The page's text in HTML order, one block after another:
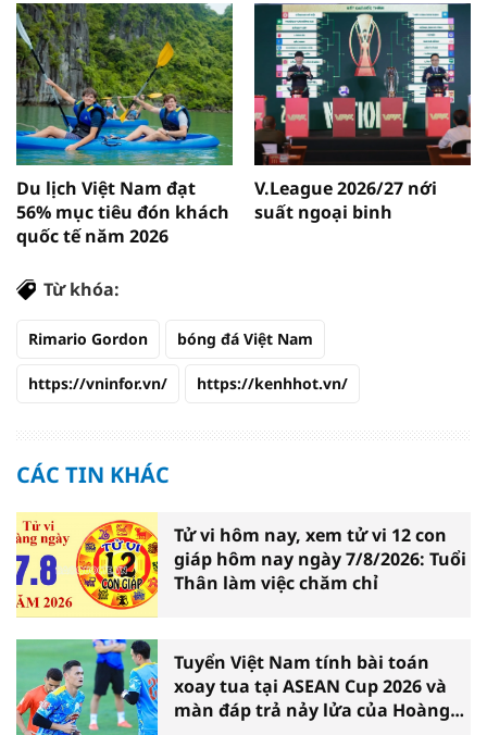
Du lịch Việt Nam đạt
56% mục tiêu đón khách
quốc tế năm 2026
V.League 2026/27 nới
suất ngoại binh
Từ khóa:
Rimario Gordon bóng đá Việt Nam
https://vninfor.vn/ https://kenhhot.vn/
CÁC TIN KHÁC
Tử vi hôm nay, xem tử vi 12 con
giáp hôm nay ngày 7/8/2026: Tuổi
Thân làm việc chăm chỉ
Tuyển Việt Nam tính bài toán
xoay tua tại ASEAN Cup 2026 và
màn đáp trả nảy lửa của Hoàng